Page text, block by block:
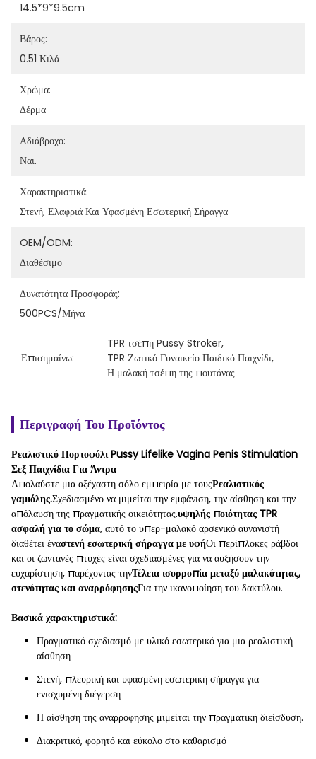
14.5*9*9.5cm
Βάρος:
0.51 Κιλά
Χρώμα:
Δέρμα
Αδιάβροχο:
Ναι.
Χαρακτηριστικά:
Στενή, Ελαφριά Και Υφασμένη Εσωτερική Σήραγγα
OEM/ODM:
Διαθέσιμο
Δυνατότητα Προσφοράς:
500PCS/μήνα
Επισημαίνω:
TPR τσέπη Pussy Stroker,
TPR Ζωτικό Γυναικείο Παιδικό Παιχνίδι,
Η μαλακή τσέπη της πουτάνας
Περιγραφή Του Προϊόντος
Ρεαλιστικό Πορτοφόλι Pussy Lifelike Vagina Penis Stimulation
Σεξ Παιχνίδια Για Άντρα
Απολαύστε μια αξέχαστη σόλο εμπειρία με τουςΡεαλιστικός
γαμιόλης.Σχεδιασμένο να μιμείται την εμφάνιση, την αίσθηση και την
απόλαυση της πραγματικής οικειότητας.υψηλής ποιότητας TPR
ασφαλή για το σώμα, αυτό το υπερ-μαλακό αρσενικό αυνανιστή
διαθέτει έναστενή εσωτερική σήραγγα με υφήΟι περίπλοκες ράβδοι
και οι ζωντανές πτυχές είναι σχεδιασμένες για να αυξήσουν την
ευχαρίστηση, παρέχοντας τηνΤέλεια ισορροπία μεταξύ μαλακότητας,
στενότητας και αναρρόφησηςΓια την ικανοποίηση του δακτύλου.
Βασικά χαρακτηριστικά:
Πραγματικό σχεδιασμό με υλικό εσωτερικό για μια ρεαλιστική
αίσθηση
Στενή, πλευρική και υφασμένη εσωτερική σήραγγα για
ενισχυμένη διέγερση
Η αίσθηση της αναρρόφησης μιμείται την πραγματική διείσδυση.
Διακριτικό, φορητό και εύκολο στο καθαρισμό